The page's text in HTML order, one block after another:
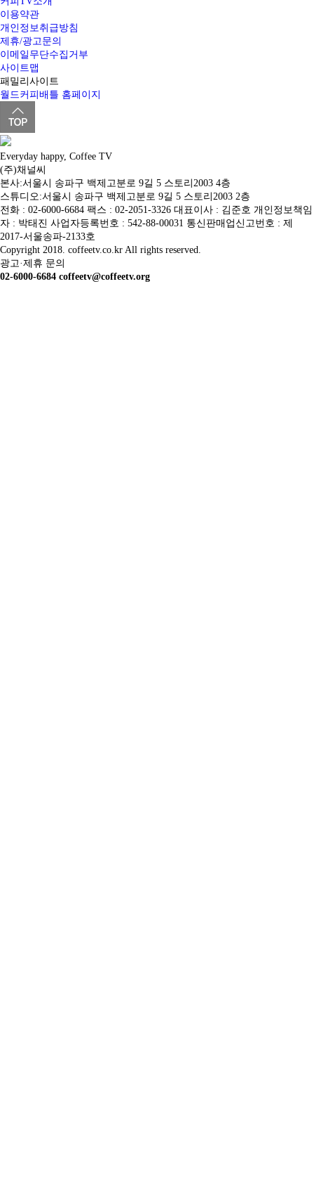
이용약관
개인정보취급방침
제휴/광고문의
이메일무단수집거부
사이트맵
패밀리사이트
월드커피배틀 홈페이지
Everyday happy, Coffee TV
(주)채널씨
본사:서울시 송파구 백제고분로 9길 5 스토리2003 4층
스튜디오:서울시 송파구 백제고분로 9길 5 스토리2003 2층
전화 : 02-6000-6684 팩스 : 02-2051-3326 대표이사 : 김준호 개인정보책임
자 : 박태진 사업자등록번호 : 542-88-00031 통신판매업신고번호 : 제
2017-서울송파-2133호
Copyright 2018. coffeetv.co.kr All rights reserved.
광고·제휴 문의
02-6000-6684 coffeetv@coffeetv.org